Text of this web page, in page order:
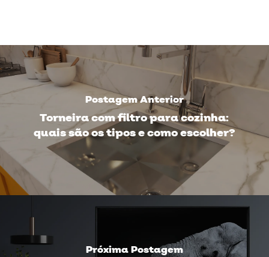
Postagem Anterior
Torneira com filtro para cozinha:
quais são os tipos e como escolher?
Próxima Postagem